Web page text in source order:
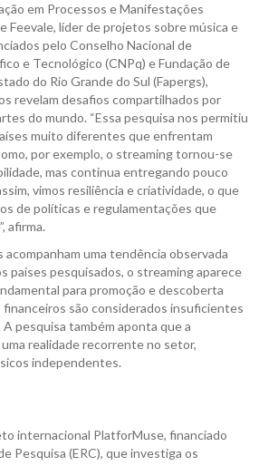
em Processos e Manifestações
Feevale, líder de projetos sobre música e
pelo Conselho Nacional de
e Tecnológico (CNPq) e Fundação de
do Rio Grande do Sul (Fapergs),
revelam desafios compartilhados por
do mundo. “Essa pesquisa nos permitiu
muito diferentes que enfrentam
por exemplo, o streaming tornou-se
mas continua entregando pouco
vimos resiliência e criatividade, o que
de políticas e regulamentações que
afirma.
uma tendência observada
países pesquisados, o streaming aparece
para promoção e descoberta
financeiros são considerados insuficientes
pesquisa também aponta que a
realidade recorrente no setor,
independentes.
internacional PlatforMuse, financiado
Pesquisa (ERC), que investiga os